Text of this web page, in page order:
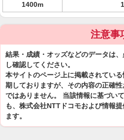
1400m
注意事
結果・成績・オッズなどのデータは
し確認してください。
本サイトのページ上に掲載されてい
期しておりますが、その内容の正確
ではありません。 当該情報に基づい
も、株式会社NTTドコモおよび情報
ます。